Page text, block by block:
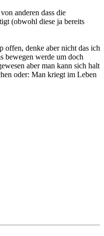
anderen dass die
(obwohl diese ja bereits
offen, denke aber nicht das ich
bewegen werde um doch
aber man kann sich halt
oder: Man kriegt im Leben